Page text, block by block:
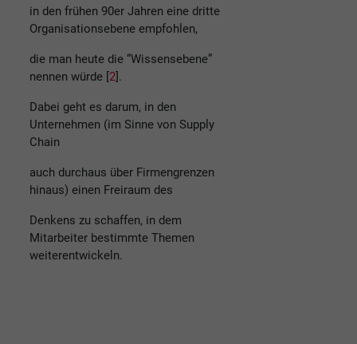
in den frühen 90er Jahren eine dritte
Organisationsebene empfohlen,
die man heute die “Wissensebene”
nennen würde [2].
Dabei geht es darum, in den
Unternehmen (im Sinne von Supply
Chain
auch durchaus über Firmengrenzen
hinaus) einen Freiraum des
Denkens zu schaffen, in dem
Mitarbeiter bestimmte Themen
weiterentwickeln.